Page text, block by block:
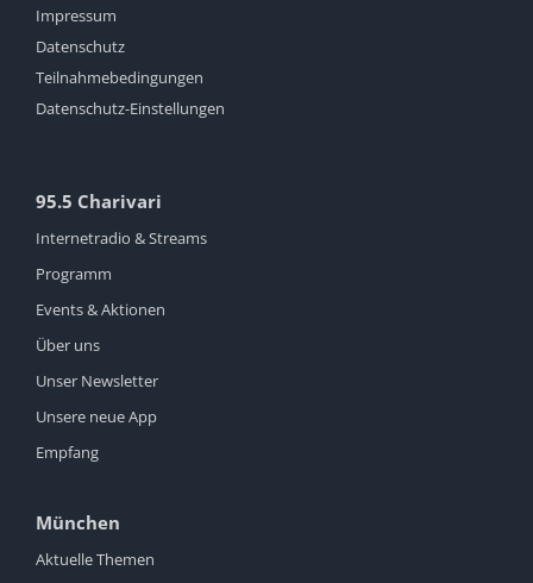
Impressum
Datenschutz
Teilnahmebedingungen
Datenschutz-Einstellungen
95.5 Charivari
Internetradio & Streams
Programm
Events & Aktionen
Über uns
Unser Newsletter
Unsere neue App
Empfang
München
Aktuelle Themen